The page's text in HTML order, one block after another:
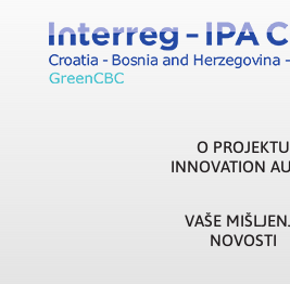
O PROJEKTU
INNOVATION
VAŠE
NOVOSTI